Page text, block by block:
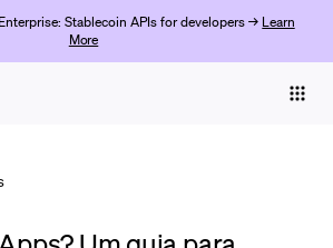
Stablecoin APIs for developers → Learn
More